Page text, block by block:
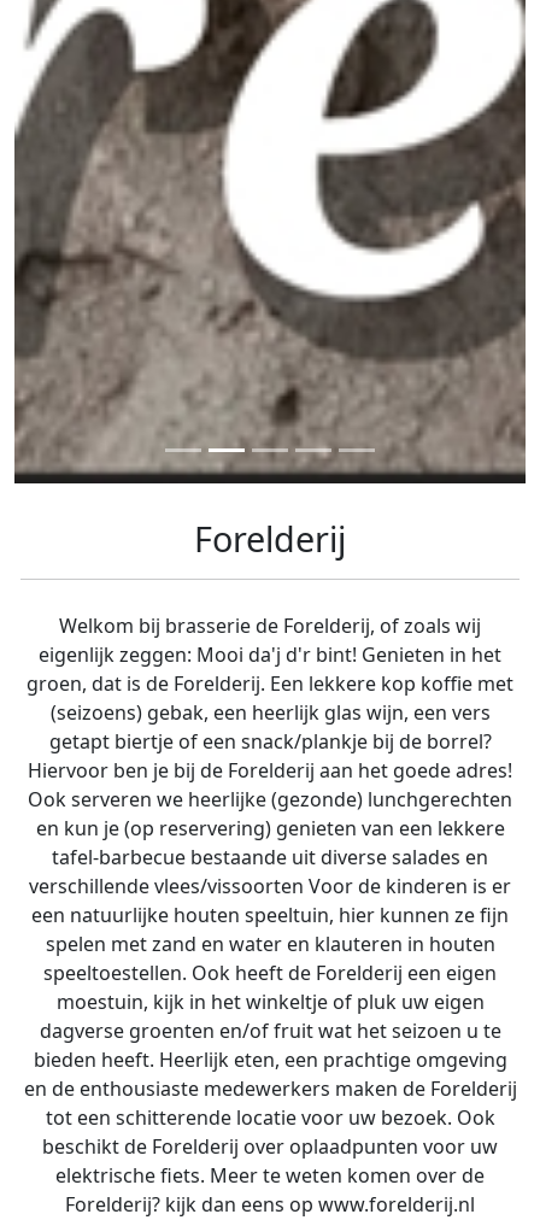
Forelderij
Welkom bij brasserie de Forelderij, of zoals wij
eigenlijk zeggen: Mooi da'j d'r bint! Genieten in het
groen, dat is de Forelderij. Een lekkere kop koffie met
(seizoens) gebak, een heerlijk glas wijn, een vers
getapt biertje of een snack/plankje bij de borrel?
Hiervoor ben je bij de Forelderij aan het goede adres!
Ook serveren we heerlijke (gezonde) lunchgerechten
en kun je (op reservering) genieten van een lekkere
tafel-barbecue bestaande uit diverse salades en
verschillende vlees/vissoorten Voor de kinderen is er
een natuurlijke houten speeltuin, hier kunnen ze fijn
spelen met zand en water en klauteren in houten
speeltoestellen. Ook heeft de Forelderij een eigen
moestuin, kijk in het winkeltje of pluk uw eigen
dagverse groenten en/of fruit wat het seizoen u te
bieden heeft. Heerlijk eten, een prachtige omgeving
en de enthousiaste medewerkers maken de Forelderij
tot een schitterende locatie voor uw bezoek. Ook
beschikt de Forelderij over oplaadpunten voor uw
elektrische fiets. Meer te weten komen over de
Forelderij? kijk dan eens op www.forelderij.nl